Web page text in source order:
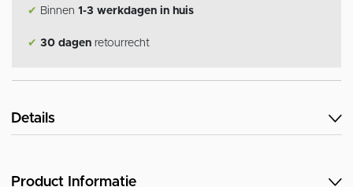
✔ Binnen 1-3 werkdagen in huis
✔ 30 dagen retourrecht
Details
Product Informatie